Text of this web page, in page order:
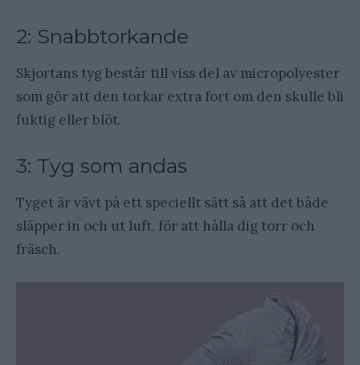
2: Snabbtorkande
Skjortans tyg består till viss del av micropolyester
som gör att den torkar extra fort om den skulle bli
fuktig eller blöt.
3: Tyg som andas
Tyget är vävt på ett speciellt sätt så att det både
släpper in och ut luft, för att hålla dig torr och
fräsch.